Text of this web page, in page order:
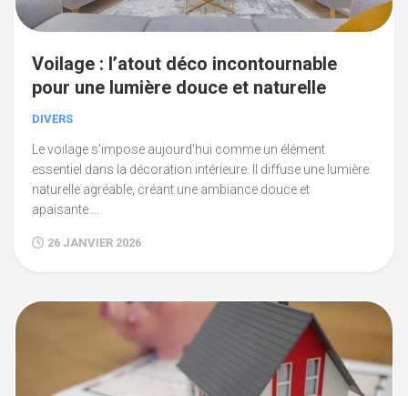
Voilage : l’atout déco incontournable
pour une lumière douce et naturelle
DIVERS
Le voilage s’impose aujourd’hui comme un élément
essentiel dans la décoration intérieure. Il diffuse une lumière
naturelle agréable, créant une ambiance douce et
apaisante....
26 JANVIER 2026